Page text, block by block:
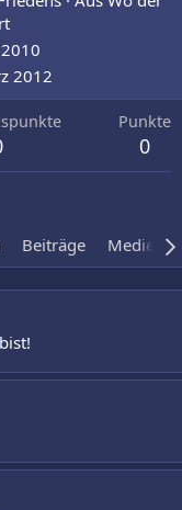
2012
Punkte
0
Beiträge Medien